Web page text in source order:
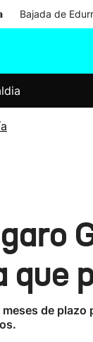
Bajada de
que
de